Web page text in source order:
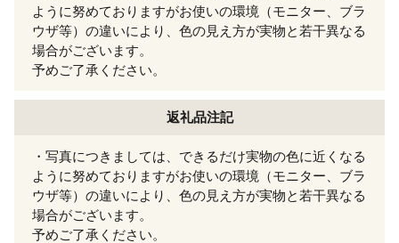
ように努めておりますがお使いの環境（モニター、ブラ
ウザ等）の違いにより、色の見え方が実物と若干異なる
場合がございます。
予めご了承ください。
返礼品注記
・写真につきましては、できるだけ実物の色に近くなる
ように努めておりますがお使いの環境（モニター、ブラ
ウザ等）の違いにより、色の見え方が実物と若干異なる
場合がございます。
予めご了承ください。